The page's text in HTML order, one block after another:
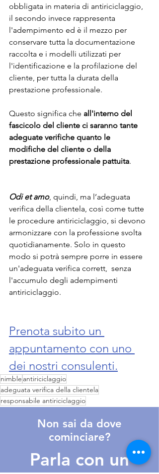
obbligata in materia di antiriciclaggio,
il secondo invece rappresenta
l'adempimento ed è il mezzo per
conservare tutta la documentazione
raccolta e i modelli utilizzati per
l'identificazione e la profilazione del
cliente, per tutta la durata della
prestazione professionale.
Questo significa che all'interno del
fascicolo del cliente ci saranno tante
adeguate verifiche quanto le
modifiche del cliente o della
prestazione professionale pattuita.
Odi et amo, quindi, ma l’adeguata
verifica della clientela, così come tutte
le procedure antiriciclaggio, si devono
armonizzare con la professione svolta
quotidianamente. Solo in questo
modo si potrà sempre porre in essere
un'adeguata verifica corrett,  senza
l'accumulo degli adempimenti
antiriciclaggio.
Prenota subito un
appuntamento con uno
dei nostri consulenti.
nimble antiriciclaggio
adeguata verifica della clientela
responsabile antiriciclaggio
Non sai da dove
cominciare?
Parla con un